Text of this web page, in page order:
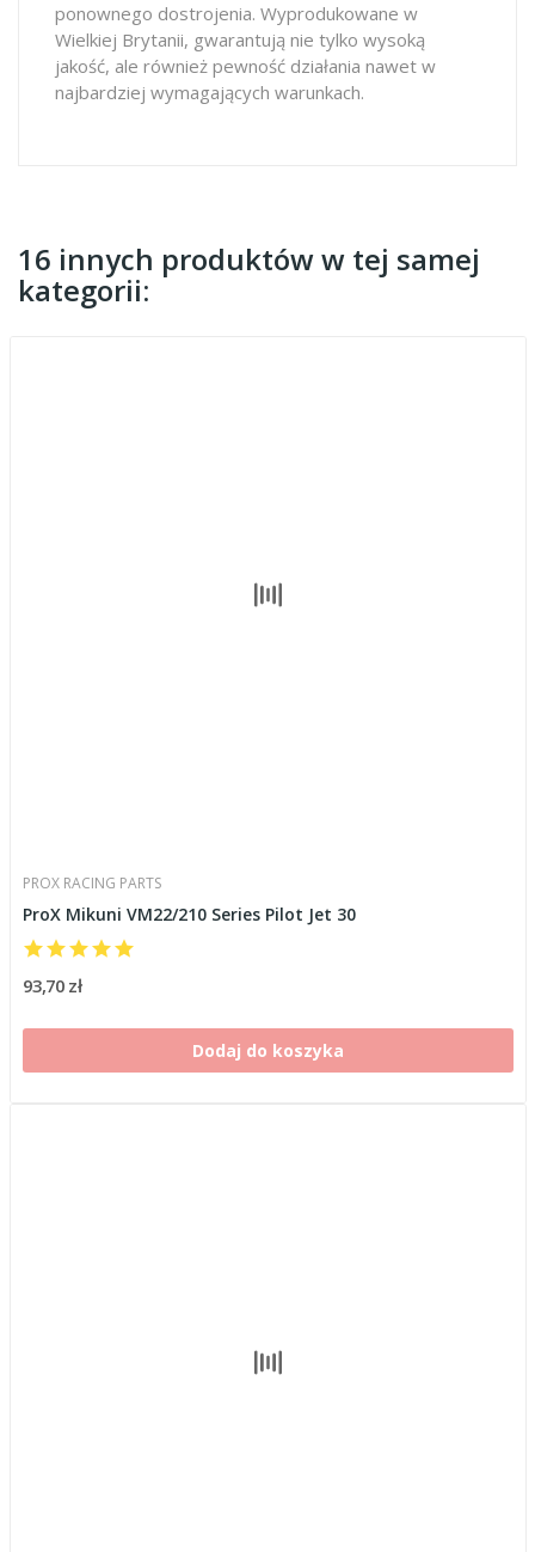
ponownego dostrojenia. Wyprodukowane w
Wielkiej Brytanii, gwarantują nie tylko wysoką
jakość, ale również pewność działania nawet w
najbardziej wymagających warunkach.
16 innych produktów w tej samej
kategorii:
PROX RACING PARTS
ProX Mikuni VM22/210 Series Pilot Jet 30
93,70 zł
Dodaj do koszyka